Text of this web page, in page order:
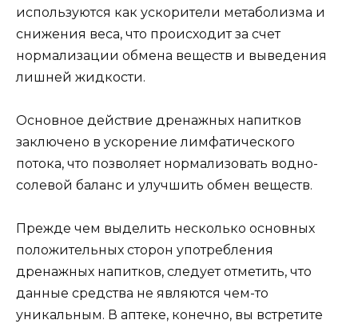
используются как ускорители метаболизма и
снижения веса, что происходит за счет
нормализации обмена веществ и выведения
лишней жидкости.
Основное действие дренажных напитков
заключено в ускорение лимфатического
потока, что позволяет нормализовать водно-
солевой баланс и улучшить обмен веществ.
Прежде чем выделить несколько основных
положительных сторон употребления
дренажных напитков, следует отметить, что
данные средства не являются чем-то
уникальным. В аптеке, конечно, вы встретите